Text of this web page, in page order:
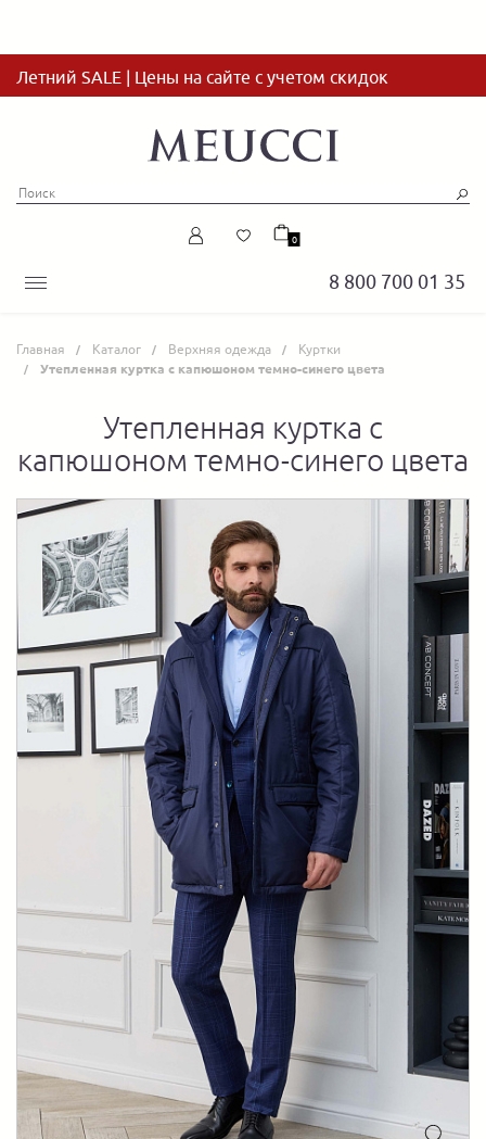
Летний SALE | Цены на сайте с учетом скидок
8 800 700 01 35
0
Главная Каталог Верхняя одежда Куртки
Утепленная куртка с капюшоном темно-синего цвета
Утепленная куртка с
капюшоном темно-синего цвета